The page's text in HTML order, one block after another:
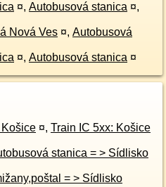
¤, Autobusová stanica ¤,
Nová Ves ¤, Autobusová
¤, Autobusová stanica ¤
Train IC 5xx: Bratislava = > Košice ¤, Train IC 5xx: Košice
stanica = > Sídlisko
= > Sídlisko